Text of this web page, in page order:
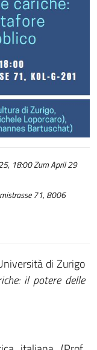
18:00 Zum April 29
71, 8006
di Zurigo
il potere delle